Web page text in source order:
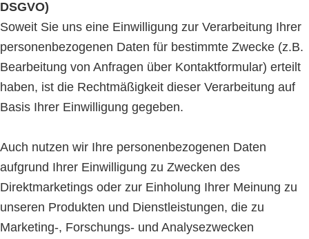
DSGVO)
Soweit Sie uns eine Einwilligung zur Verarbeitung Ihrer
personenbezogenen Daten für bestimmte Zwecke (z.B.
Bearbeitung von Anfragen über Kontaktformular) erteilt
haben, ist die Rechtmäßigkeit dieser Verarbeitung auf
Basis Ihrer Einwilligung gegeben.
Auch nutzen wir Ihre personenbezogenen Daten
aufgrund Ihrer Einwilligung zu Zwecken des
Direktmarketings oder zur Einholung Ihrer Meinung zu
unseren Produkten und Dienstleistungen, die zu
Marketing-, Forschungs- und Analysezwecken